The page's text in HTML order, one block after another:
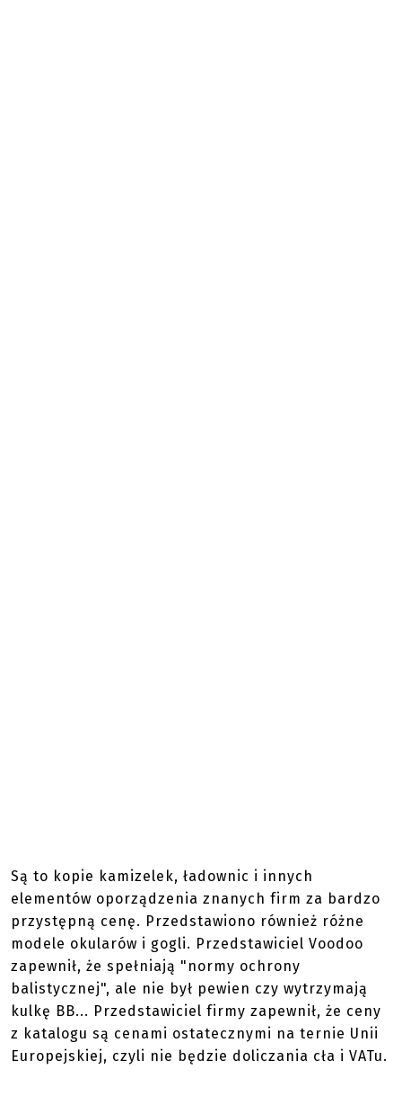
Są to kopie kamizelek, ładownic i innych
elementów oporządzenia znanych firm za bardzo
przystępną cenę. Przedstawiono również różne
modele okularów i gogli. Przedstawiciel Voodoo
zapewnił, że spełniają "normy ochrony
balistycznej", ale nie był pewien czy wytrzymają
kulkę BB... Przedstawiciel firmy zapewnił, że ceny
z katalogu są cenami ostatecznymi na ternie Unii
Europejskiej, czyli nie będzie doliczania cła i VATu.